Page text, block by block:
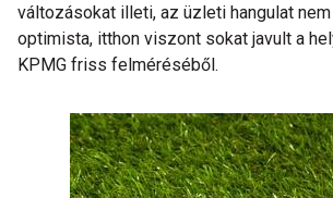
változásokat illeti, az üzleti hangulat
optimista, itthon viszont sokat javult a
KPMG friss felméréséből.